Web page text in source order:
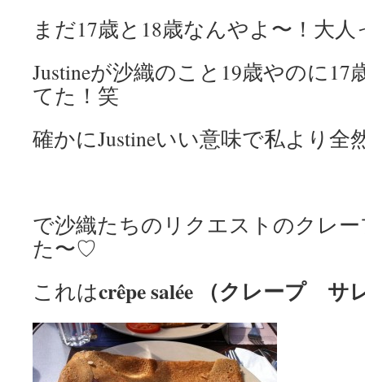
まだ17歳と18歳なんやよ〜！大
Justineが沙織のこと19歳やのに
てた！笑
確かにJustineいい意味で私より全
で沙織たちのリクエストのクレ
た〜♡
これはcrêpe salée （クレープ サ